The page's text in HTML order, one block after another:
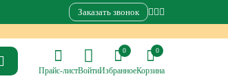
Заказать звонок
Прайс-листВойти
0
Избранное
0
Корзина